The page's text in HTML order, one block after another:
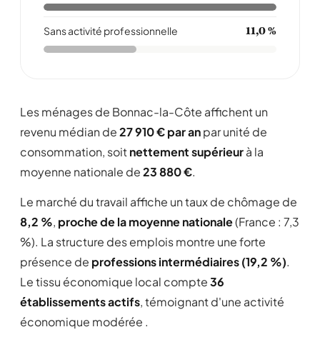
Sans activité professionnelle 11,0 %
Les ménages de Bonnac-la-Côte affichent un
revenu médian de27 910 € par anpar unité de
consommation, soitnettement supérieurà la
moyenne nationale de23 880 €.
Le marché du travail affiche un taux de chômage de
8,2 %, proche de la moyenne nationale(France : 7,3
%). La structure des emplois montre une forte
présence de professions intermédiaires (19,2 %).
Le tissu économique local compte36
établissements actifs, témoignant d'une activité
économique modérée .